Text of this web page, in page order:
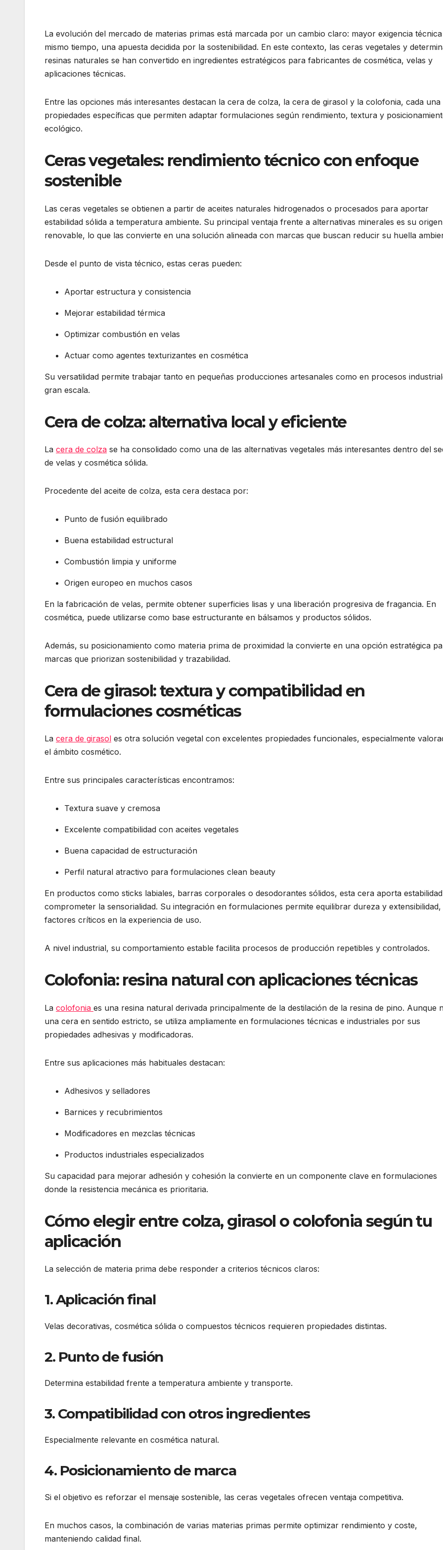
La evolución del mercado de materias primas está marcada por un cambio claro: mayor exigencia
mismo tiempo, una apuesta decidida por la sostenibilidad. En este contexto, las ceras vegetales y
resinas naturales se han convertido en ingredientes estratégicos para fabricantes de cosmética, velas y
aplicaciones técnicas.
Entre las opciones más interesantes destacan la cera de colza, la cera de girasol y la colofonia, cada
propiedades específicas que permiten adaptar formulaciones según rendimiento, textura y
ecológico.
Ceras vegetales: rendimiento técnico con enfoque
sostenible
Las ceras vegetales se obtienen a partir de aceites naturales hidrogenados o procesados para aportar
estabilidad sólida a temperatura ambiente. Su principal ventaja frente a alternativas minerales es su origen
renovable, lo que las convierte en una solución alineada con marcas que buscan reducir su huella
Desde el punto de vista técnico, estas ceras pueden:
Aportar estructura y consistencia
Mejorar estabilidad térmica
Optimizar combustión en velas
Actuar como agentes texturizantes en cosmética
Su versatilidad permite trabajar tanto en pequeñas producciones artesanales como en procesos
gran escala.
Cera de colza: alternativa local y eficiente
La cera de colza se ha consolidado como una de las alternativas vegetales más interesantes dentro del
de velas y cosmética sólida.
Procedente del aceite de colza, esta cera destaca por:
Punto de fusión equilibrado
Buena estabilidad estructural
Combustión limpia y uniforme
Origen europeo en muchos casos
En la fabricación de velas, permite obtener superficies lisas y una liberación progresiva de fragancia. En
cosmética, puede utilizarse como base estructurante en bálsamos y productos sólidos.
Además, su posicionamiento como materia prima de proximidad la convierte en una opción estratégica
marcas que priorizan sostenibilidad y trazabilidad.
Cera de girasol: textura y compatibilidad en
formulaciones cosméticas
La cera de girasol es otra solución vegetal con excelentes propiedades funcionales, especialmente
el ámbito cosmético.
Entre sus principales características encontramos:
Textura suave y cremosa
Excelente compatibilidad con aceites vegetales
Buena capacidad de estructuración
Perfil natural atractivo para formulaciones clean beauty
En productos como sticks labiales, barras corporales o desodorantes sólidos, esta cera aporta
comprometer la sensorialidad. Su integración en formulaciones permite equilibrar dureza y extensibilidad,
factores críticos en la experiencia de uso.
A nivel industrial, su comportamiento estable facilita procesos de producción repetibles y controlados.
Colofonia: resina natural con aplicaciones técnicas
La colofonia es una resina natural derivada principalmente de la destilación de la resina de pino. Aunque
una cera en sentido estricto, se utiliza ampliamente en formulaciones técnicas e industriales por sus
propiedades adhesivas y modificadoras.
Entre sus aplicaciones más habituales destacan:
Adhesivos y selladores
Barnices y recubrimientos
Modificadores en mezclas técnicas
Productos industriales especializados
Su capacidad para mejorar adhesión y cohesión la convierte en un componente clave en formulaciones
donde la resistencia mecánica es prioritaria.
Cómo elegir entre colza, girasol o colofonia según tu
aplicación
La selección de materia prima debe responder a criterios técnicos claros:
1. Aplicación final
Velas decorativas, cosmética sólida o compuestos técnicos requieren propiedades distintas.
2. Punto de fusión
Determina estabilidad frente a temperatura ambiente y transporte.
3. Compatibilidad con otros ingredientes
Especialmente relevante en cosmética natural.
4. Posicionamiento de marca
Si el objetivo es reforzar el mensaje sostenible, las ceras vegetales ofrecen ventaja competitiva.
En muchos casos, la combinación de varias materias primas permite optimizar rendimiento y coste,
manteniendo calidad final.